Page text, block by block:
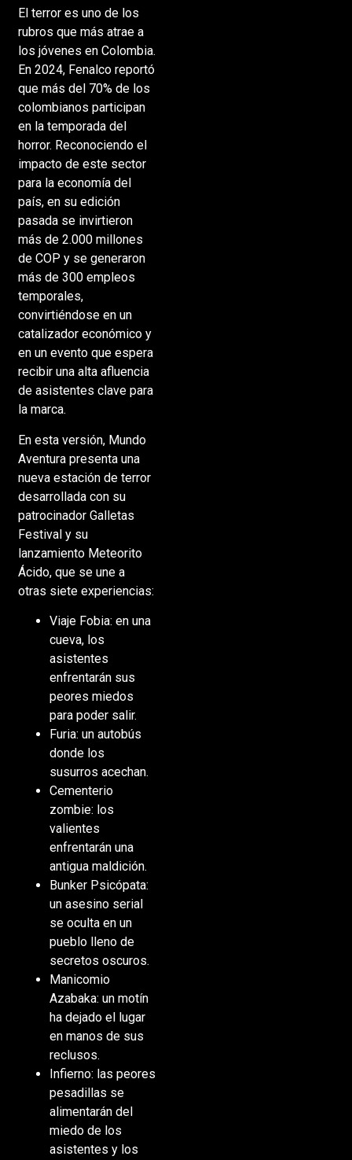
El terror es uno de los
rubros que más atrae a
los jóvenes en Colombia.
En 2024, Fenalco reportó
que más del 70% de los
colombianos participan
en la temporada del
horror. Reconociendo el
impacto de este sector
para la economía del
país, en su edición
pasada se invirtieron
más de 2.000 millones
de COP y se generaron
más de 300 empleos
temporales,
convirtiéndose en un
catalizador económico y
en un evento que espera
recibir una alta afluencia
de asistentes clave para
la marca.
En esta versión, Mundo
Aventura presenta una
nueva estación de terror
desarrollada con su
patrocinador Galletas
Festival y su
lanzamiento Meteorito
Ácido, que se une a
otras siete experiencias:
Viaje Fobia: en una
cueva, los
asistentes
enfrentarán sus
peores miedos
para poder salir.
Furia: un autobús
donde los
susurros acechan.
Cementerio
zombie: los
valientes
enfrentarán una
antigua maldición.
Bunker Psicópata:
un asesino serial
se oculta en un
pueblo lleno de
secretos oscuros.
Manicomio
Azabaka: un motín
ha dejado el lugar
en manos de sus
reclusos.
Infierno: las peores
pesadillas se
alimentarán del
miedo de los
asistentes y los